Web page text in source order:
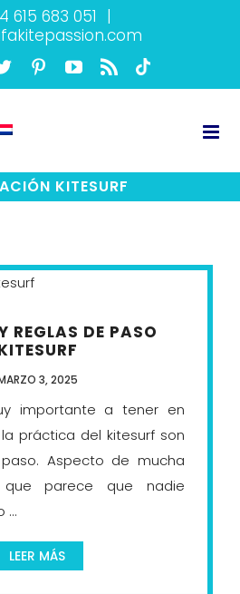
615 683 051 |
Twitter PinterestYouTube
RssTikTok
KITESURF
REGLAS DE PASO
3, 2025
importante a tener en
práctica del kitesurf son
Aspecto de mucha
parece que nadie
...
LEER MÁS